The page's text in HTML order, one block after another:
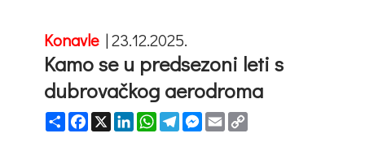
Konavle |23.12.2025.
Kamo se u predsezoni leti s
dubrovačkog aerodroma
ShareFacebook
X LinkedInWhatsApp
TelegramMessenger
Email